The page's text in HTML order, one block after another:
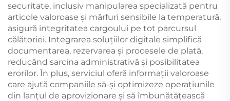
securitate, inclusiv manipularea specializată pentru
articole valoroase și mărfuri sensibile la temperatură,
asigură integritatea cargoului pe tot parcursul
călătoriei. Integrarea soluțiilor digitale simplifică
documentarea, rezervarea și procesele de plată,
reducând sarcina administrativă și posibilitatea
erorilor. În plus, serviciul oferă informații valoroase
care ajută companiile să-și optimizeze operațiunile
din lanțul de aprovizionare și să îmbunătățească